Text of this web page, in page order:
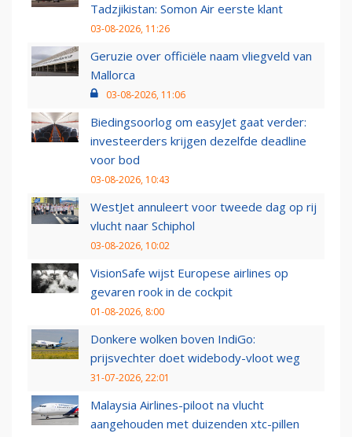
Tadzjikistan: Somon Air eerste klant
03-08-2026, 11:26
Geruzie over officiële naam vliegveld van
Mallorca
03-08-2026, 11:06
Biedingsoorlog om easyJet gaat verder:
investeerders krijgen dezelfde deadline
voor bod
03-08-2026, 10:43
WestJet annuleert voor tweede dag op rij
vlucht naar Schiphol
03-08-2026, 10:02
VisionSafe wijst Europese airlines op
gevaren rook in de cockpit
01-08-2026, 8:00
Donkere wolken boven IndiGo:
prijsvechter doet widebody-vloot weg
31-07-2026, 22:01
Malaysia Airlines-piloot na vlucht
aangehouden met duizenden xtc-pillen